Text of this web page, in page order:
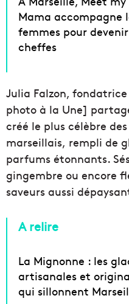
Mama accompagne
femmes pour devenir
cheffes
Julia Falzon, fondatrice
photo à la Une]
créé le plus célèbre
marseillais, rempli de
parfums étonnants.
gingembre ou encore
saveurs aussi
A relire
La Mignonne : les
artisanales et
qui sillonnent